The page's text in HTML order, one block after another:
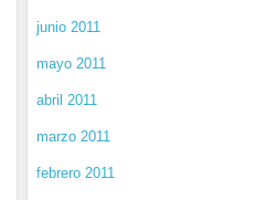
junio 2011
mayo 2011
abril 2011
marzo 2011
febrero 2011